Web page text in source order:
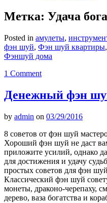
Метка: Удача
Posted in амулеты,
фэн шуй, Фэн шуй квартиры,
Фэншуй дома
1 Comment
Денежный фэн
by admin on 03/29/2016
8 советов от фэн шуй
Хороший фэн шуй не даст
приложите усилий, однако
для достижения и удачу
простых советов для фэн
Классический фэн шуй
монеты, драконо-черепаху,
дерево, ваза богатства и